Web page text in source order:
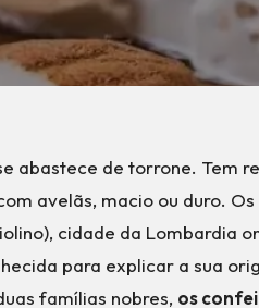
abastece de torrone. Tem
avelãs, macio ou duro.
cidade da Lombardia
para explicar a sua
famílias nobres, os